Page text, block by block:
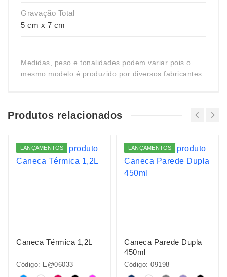
Gravação Total
5 cm x 7 cm
Medidas, peso e tonalidades podem variar pois o
mesmo modelo é produzido por diversos fabricantes.
Produtos relacionados
LANÇAMENTOS
Caneca Térmica 1,2L
Código: E@06033
LANÇAMENTOS
Caneca Parede Dupla
450ml
Código: 09198